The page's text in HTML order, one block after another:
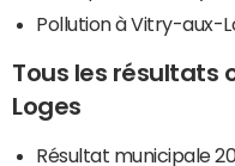
Pollution à Vitry-aux-
Tous les résultats
Loges
Résultat municipale